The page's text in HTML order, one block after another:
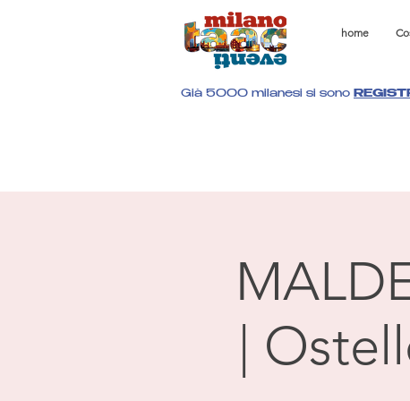
home
Già 5000 milanesi si sono
|